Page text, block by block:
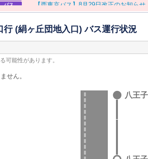
バス 【西東京バス 】 8 月 29日改正のお知 らせ
バス 【京王バス】お盆ダイヤのお知らせ
(絹ヶ丘団地入口) バス運行状況
可能性があります。
せん。
八王